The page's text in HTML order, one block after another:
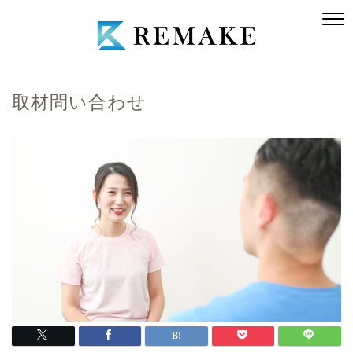
取材問い合わせ